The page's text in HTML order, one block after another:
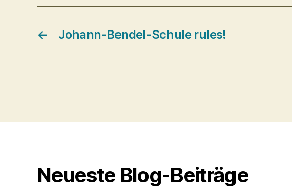
← Johann-Bendel-Schule rules!
Neueste Blog-Beiträge